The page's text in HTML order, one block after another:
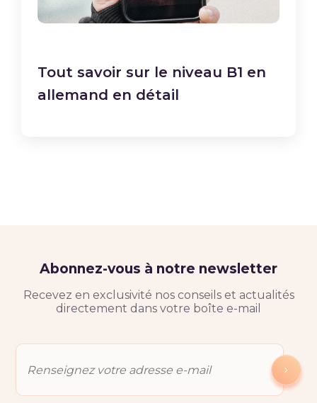
Tout savoir sur le niveau B1 en
allemand en détail
Abonnez-vous à notre newsletter
Recevez en exclusivité nos conseils et actualités
directement dans votre boîte e-mail